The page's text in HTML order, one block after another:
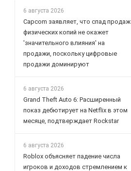
6 августа 2026
Capcom заявляет, что спад продаж
физических копий не окажет
'значительного влияния' на
продажи, поскольку цифровые
продажи доминируют
6 августа 2026
Grand Theft Auto 6: Расширенный
показ дебютирует на Netflix в этом
месяце, подтверждает Rockstar
6 августа 2026
Roblox объясняет падение числа
игроков и доходов стремлением к